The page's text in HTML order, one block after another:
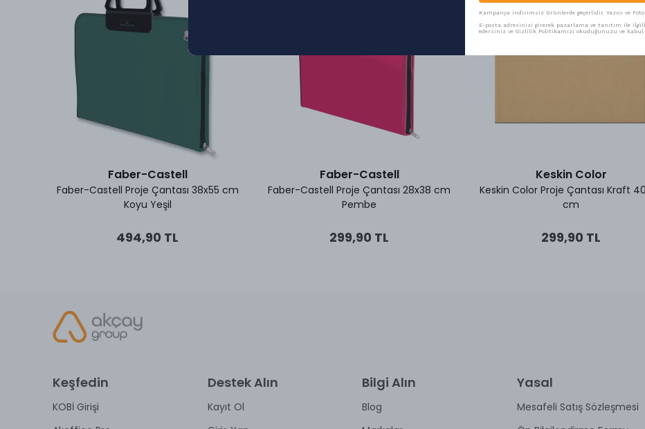
Faber-Castell
Faber-Castell Proje Çantası 38x55 cm
Koyu Yeşil
494,90 TL
Faber-Castell
Faber-Castell Proje Çantası 28x38 cm
Pembe
299,90 TL
Keskin Color
Keskin Color Proje Çantası Kraft
cm
299,90 TL
Keşfedin
KOBİ Girişi
Destek Alın
Kayıt Ol
Bilgi Alın
Blog
Yasal
Mesafeli Satış Sözleşmesi
Kampanya indirimsiz ürünlerde geçerlidir. Yazıcı ve
E-posta adresinizi girerek pazarlama ve tanıtım ile
edersiniz ve Gizlilik Politikamızı okuduğunuzu ve kabul